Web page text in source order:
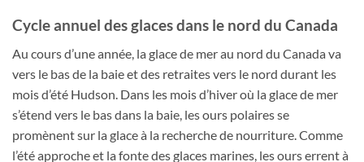
Cycle annuel des glaces dans le nord du Canada
Au cours d’une année, la glace de mer au nord du Canada va
vers le bas de la baie et des retraites vers le nord durant les
mois d’été Hudson. Dans les mois d’hiver où la glace de mer
s’étend vers le bas dans la baie, les ours polaires se
promènent sur ​​la glace à la recherche de nourriture. Comme
l’été approche et la fonte des glaces marines, les ours errent à